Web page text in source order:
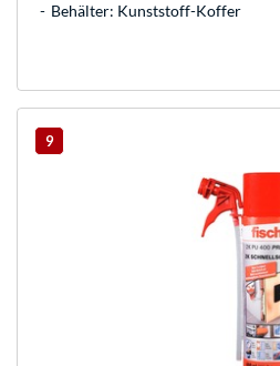
Behälter: Kunststoff-Koffer
9